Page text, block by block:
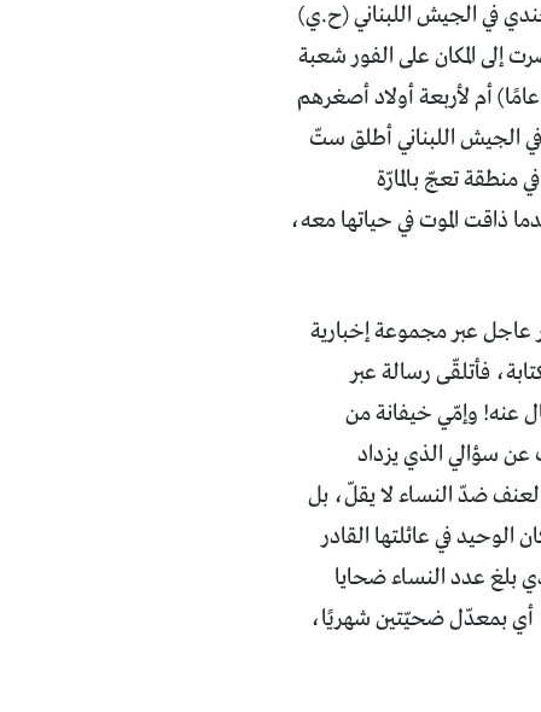
في الجيش اللبناني (ح.ي)
إلى المكان على الفور شعبة
ودورية لمخابرات الجيش”. لاحقًا عرفنا اسم الضحية: هناء التمساح (29 عامًا) أم لأربعة أولاد أصغرهم
الجيش اللبناني أطلق ستّ
تعجّ بالمارّة
ذاقت الموت في حياتها معه،
عبر مجموعة إخبارية
فأتلقّى رسالة عبر
عنه! وإمّي خيفانة من
سؤالي الذي يزداد
ضدّ النساء لا يقلّ، بل
الوحيد في عائلتها القادر
بلغ عدد النساء ضحايا
بحسب منظمة “كفى”، أي بمعدّل ضحيّتين شهريًا،